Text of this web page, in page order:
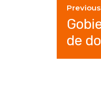
de